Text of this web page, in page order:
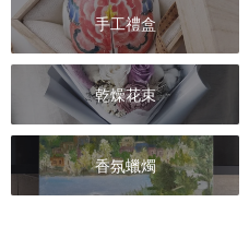
手工禮盒
乾燥花束
香氛蠟燭